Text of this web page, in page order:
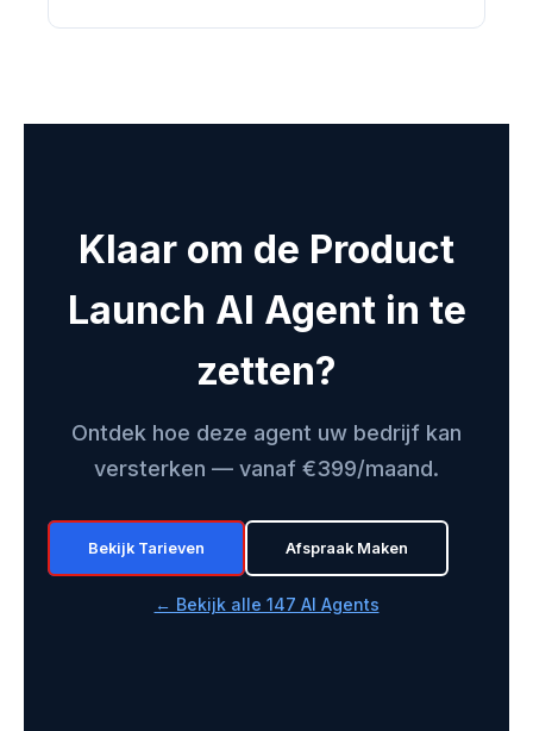
Klaar om de Product
Launch AI Agent in te
zetten?
Ontdek hoe deze agent uw bedrijf kan
versterken — vanaf €399/maand.
Bekijk Tarieven Afspraak Maken
← Bekijk alle 147 AI Agents